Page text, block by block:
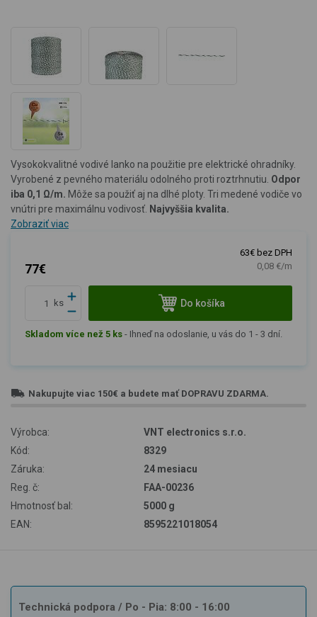
Vysokokvalitné vodivé lanko na použitie pre elektrické ohradníky.
Vyrobené z pevného materiálu odolného proti roztrhnutiu. Odpor
iba 0,1 Ω/m. Môže sa použiť aj na dlhé ploty. Tri medené vodiče vo
vnútri pre maximálnu vodivosť. Najvyššia kvalita.
Zobraziť viac
77€
63€ bez DPH
0,08 €/m
ks Do košíka
Skladom více než 5 ks - Ihneď na odoslanie, u vás do 1 - 3 dní.
Nakupujte viac 150€ a budete mať DOPRAVU ZDARMA.
Výrobca:
VNT electronics s.r.o.
Kód:
8329
Záruka:
24 mesiacu
Reg. č:
FAA-00236
Hmotnosť bal:
5000 g
EAN:
8595221018054
Technická podpora / Po - Pia: 8:00 - 16:00